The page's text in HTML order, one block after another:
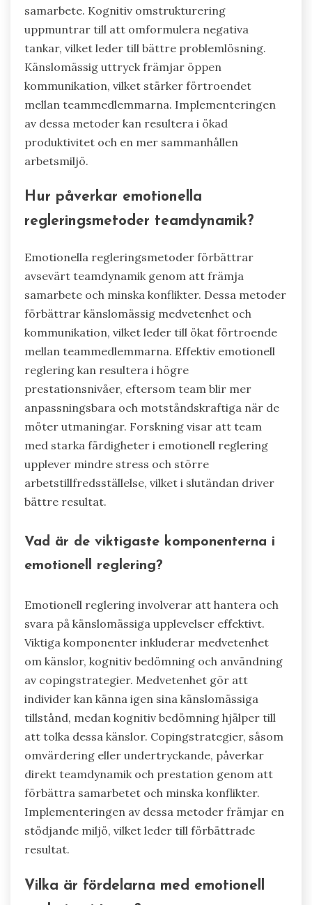
samarbete. Kognitiv omstrukturering
uppmuntrar till att omformulera negativa
tankar, vilket leder till bättre problemlösning.
Känslomässig uttryck främjar öppen
kommunikation, vilket stärker förtroendet
mellan teammedlemmarna. Implementeringen
av dessa metoder kan resultera i ökad
produktivitet och en mer sammanhållen
arbetsmiljö.
Hur påverkar emotionella
regleringsmetoder teamdynamik?
Emotionella regleringsmetoder förbättrar
avsevärt teamdynamik genom att främja
samarbete och minska konflikter. Dessa metoder
förbättrar känslomässig medvetenhet och
kommunikation, vilket leder till ökat förtroende
mellan teammedlemmarna. Effektiv emotionell
reglering kan resultera i högre
prestationsnivåer, eftersom team blir mer
anpassningsbara och motståndskraftiga när de
möter utmaningar. Forskning visar att team
med starka färdigheter i emotionell reglering
upplever mindre stress och större
arbetstillfredsställelse, vilket i slutändan driver
bättre resultat.
Vad är de viktigaste komponenterna i
emotionell reglering?
Emotionell reglering involverar att hantera och
svara på känslomässiga upplevelser effektivt.
Viktiga komponenter inkluderar medvetenhet
om känslor, kognitiv bedömning och användning
av copingstrategier. Medvetenhet gör att
individer kan känna igen sina känslomässiga
tillstånd, medan kognitiv bedömning hjälper till
att tolka dessa känslor. Copingstrategier, såsom
omvärdering eller undertryckande, påverkar
direkt teamdynamik och prestation genom att
förbättra samarbetet och minska konflikter.
Implementeringen av dessa metoder främjar en
stödjande miljö, vilket leder till förbättrade
resultat.
Vilka är fördelarna med emotionell